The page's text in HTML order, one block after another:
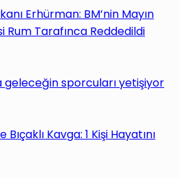
Erhürman: BM’nin Mayın
Rum Tarafınca Reddedildi
geleceğin sporcuları yetişiyor
Kavga: 1 Kişi Hayatını